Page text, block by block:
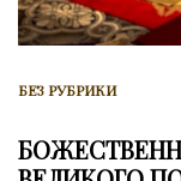
БЕЗ РУБРИКИ